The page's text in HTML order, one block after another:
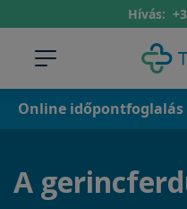
Hívás:
Online időpontfoglalás
A